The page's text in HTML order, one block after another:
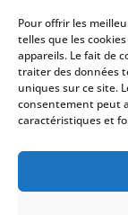
Pour offrir les
telles que les
appareils. Le fait de
traiter des données
uniques sur ce site.
consentement peut
caractéristiques et
Presse
Programme PDF
Billetterie
Recrutement
Mentions
SUIVEZ-